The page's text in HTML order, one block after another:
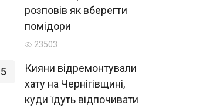
розповів як вберегти
помідори
23503
5
Кияни відремонтували
хату на Чернігівщині,
куди їдуть відпочивати